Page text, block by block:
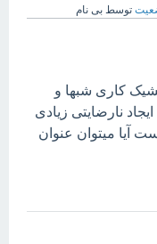
توسط بی نام
کاری شبها و
نارضایتی زیادی
آیا میتوان عنوان